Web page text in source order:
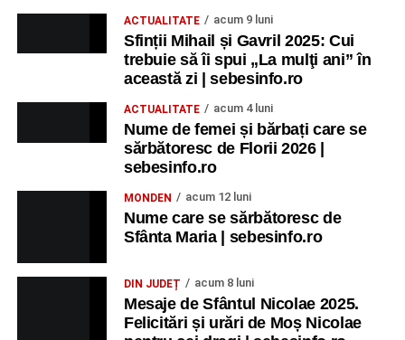
ACTUALITATE acum 9 luni
Sfinții Mihail și Gavril 2025: Cui
trebuie să îi spui „La mulţi ani” în
această zi | sebesinfo.ro
ACTUALITATE acum 4 luni
Nume de femei și bărbați care se
sărbătoresc de Florii 2026 |
sebesinfo.ro
MONDEN acum 12 luni
Nume care se sărbătoresc de
Sfânta Maria | sebesinfo.ro
DIN JUDEȚ acum 8 luni
Mesaje de Sfântul Nicolae 2025.
Felicitări și urări de Moș Nicolae